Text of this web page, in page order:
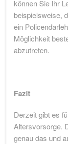
können Sie Ihr
beispielsweise,
ein
Möglichkeit
abzutreten.
Fazit
Derzeit gibt es
Altersvorsorge.
genau das und